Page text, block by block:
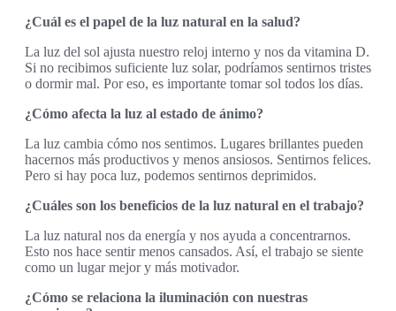
¿Cuál es el papel de la luz natural en la salud?
La luz del sol ajusta nuestro reloj interno y nos da vitamina D.
Si no recibimos suficiente luz solar, podríamos sentirnos tristes
o dormir mal. Por eso, es importante tomar sol todos los días.
¿Cómo afecta la luz al estado de ánimo?
La luz cambia cómo nos sentimos. Lugares brillantes pueden
hacernos más productivos y menos ansiosos. Sentirnos felices.
Pero si hay poca luz, podemos sentirnos deprimidos.
¿Cuáles son los beneficios de la luz natural en el trabajo?
La luz natural nos da energía y nos ayuda a concentrarnos.
Esto nos hace sentir menos cansados. Así, el trabajo se siente
como un lugar mejor y más motivador.
¿Cómo se relaciona la iluminación con nuestras